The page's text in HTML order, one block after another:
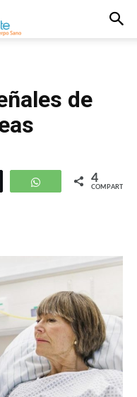
de
WhatsApp
4
COMPARTIR